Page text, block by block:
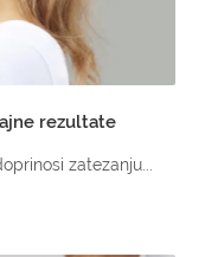
rezultate
zatezanju...